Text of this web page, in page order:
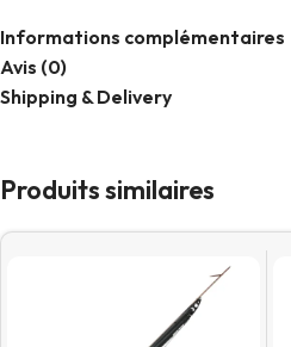
Informations complémentaires
Avis (0)
Shipping & Delivery
Produits similaires